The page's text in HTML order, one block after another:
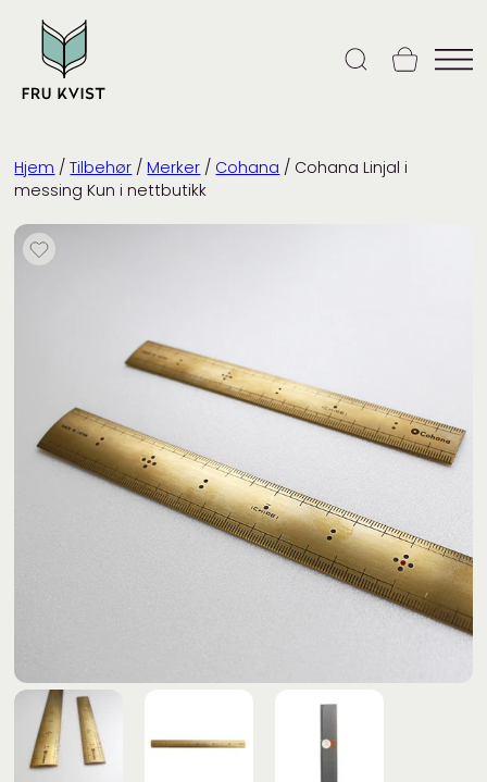
content
Hjem /Tilbehør / Merker / Cohana / Cohana Linjal i
messing Kun i nettbutikk